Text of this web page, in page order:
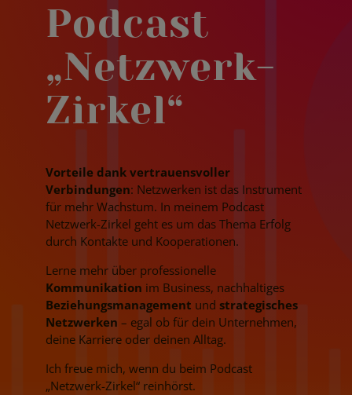
Podcast
„Netzwerk-
Zirkel“
Vorteile dank vertrauensvoller
Verbindungen: Netzwerken ist das Instrument
für mehr Wachstum. In meinem Podcast
Netzwerk-Zirkel geht es um das Thema Erfolg
durch Kontakte und Kooperationen.
Lerne mehr über professionelle
Kommunikation im Business, nachhaltiges
Beziehungsmanagement und strategisches
Netzwerken – egal ob für dein Unternehmen,
deine Karriere oder deinen Alltag.
Ich freue mich, wenn du beim Podcast
„Netzwerk-Zirkel“ reinhörst.